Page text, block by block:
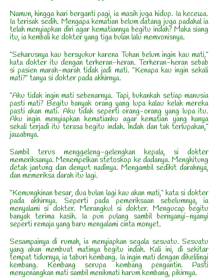
Namun, hingga hari berganti pagi, ia masih juga hidup. Ia kecewa.
Ia terisak sedih. Mengapa kematian belum datang juga padahal ia
telah menyiapkan diri agar kematiannya begitu indah? Maka siang
itu, ia kembali ke dokter yang tiga bulan lalu memvonisnya.
“Seharusnya kau bersyukur karena Tuhan belum ingin kau mati,”
kata dokter itu dengan terheran-heran. Terheran-heran sebab
si pasien marah-marah tidak jadi mati. “Kenapa kau ingin sekali
mati?” tanya si dokter pada akhirnya.
“Aku tidak ingin mati sebenarnya. Tapi, bukankah setiap manusia
pasti mati? Begitu banyak orang yang lupa kalau kelak mereka
pasti akan mati. Aku tidak seperti orang-orang yang lupa itu.
Aku ingin menyiapkan kematianku agar kematian yang hanya
sekali terjadi itu terasa begitu indah. Indah dan tak terlupakan,”
jawabnya.
Sambil terus menggeleng-gelengkan kepala, si dokter
memeriksanya. Menempelkan stetoskop ke dadanya. Menghitung
detak jantung dan denyut nadinya. Mengambil sedikit darahnya,
dan memeriksa darah itu lagi.
“Kemungkinan besar, dua bulan lagi kau akan mati,” kata si dokter
pada akhirnya. Seperti pada pemeriksaan sebelumnya, ia
menyalami si dokter. Merangkul si dokter. Mengucap begitu
banyak terima kasih. Ia pun pulang sambil bernyanyi-nyanyi
seperti remaja yang baru mengalami cinta monyet.
Sesampainya di rumah, ia menyiapkan segala sesuatu. Sesuatu
yang akan membuat matinya begitu indah. Kali ini, di sekitar
tempat tidurnya, ia taburi kembang. Ia ingin mati dengan dikelilingi
kembang. Kembang serupa kembang pengantin. Pasti
menyenangkan mati sambil menikmati harum kembang, pikirnya.